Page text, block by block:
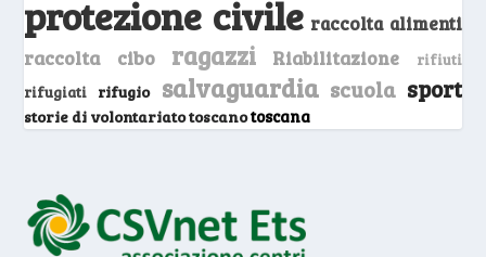
protezione civile raccolta alimenti
raccolta cibo ragazzi Riabilitazione
rifiuti
rifugiati
rifugio salvaguardia scuola sport
storie di volontariato toscanotoscana